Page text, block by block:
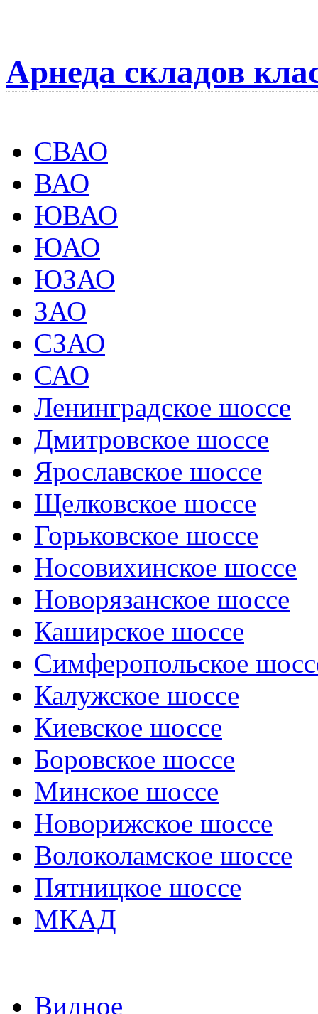
Арнеда складов
СВАО
ВАО
ЮВАО
ЮАО
ЮЗАО
ЗАО
СЗАО
САО
Ленинградское шоссе
Дмитровское шоссе
Ярославское шоссе
Щелковское шоссе
Горьковское шоссе
Носовихинское шоссе
Новорязанское шоссе
Каширское шоссе
Симферопольское
Калужское шоссе
Киевское шоссе
Боровское шоссе
Минское шоссе
Новорижское шоссе
Волоколамское шоссе
Пятницкое шоссе
МКАД
Видное